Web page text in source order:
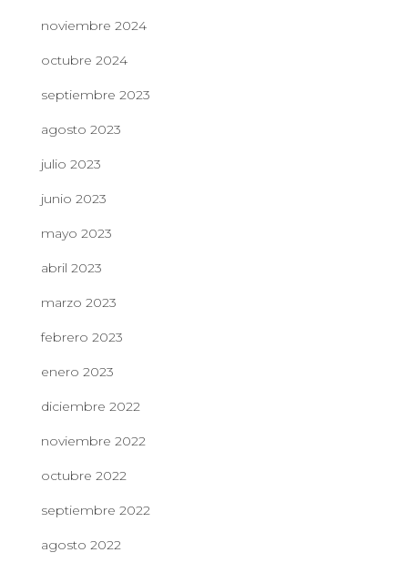
noviembre 2024
octubre 2024
septiembre 2023
agosto 2023
julio 2023
junio 2023
mayo 2023
abril 2023
marzo 2023
febrero 2023
enero 2023
diciembre 2022
noviembre 2022
octubre 2022
septiembre 2022
agosto 2022